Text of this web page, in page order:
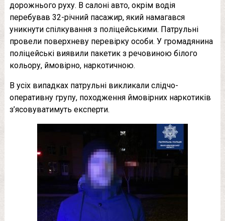
дорожнього руху. В салоні авто, окрім водія
перебував 32-річний пасажир, який намагався
уникнути спілкування з поліцейськими. Патрульні
провели поверхневу перевірку особи. У громадянина
поліцейські виявили пакетик з речовиною білого
кольору, ймовірно, наркотичною.
В усіх випадках патрульні викликали слідчо-
оперативну групу, походження ймовірних наркотиків
з’ясовуватимуть експерти.